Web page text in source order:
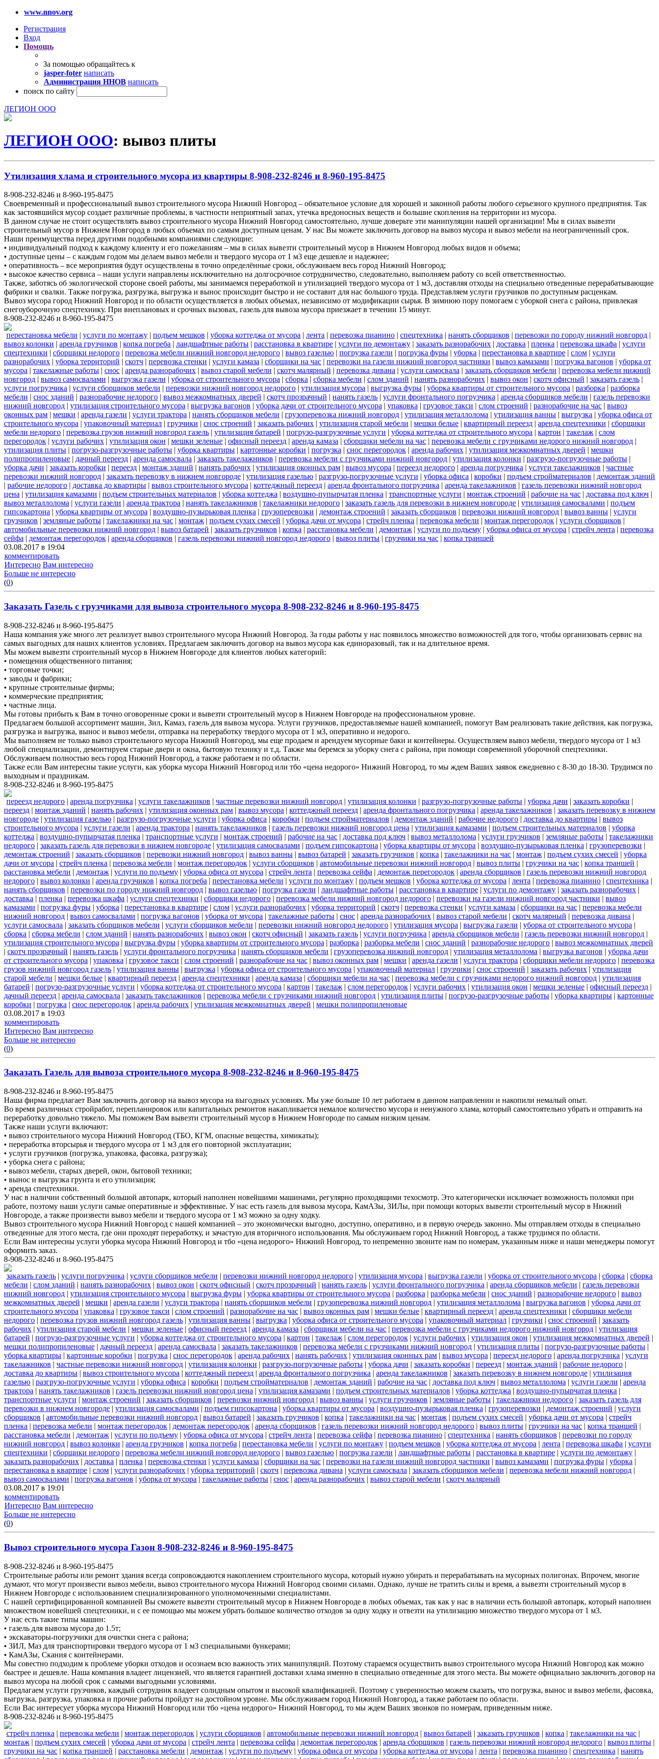
www.nnov.org
Регистрация
Вход
Помощь
За помощью обращайтесь к
jasper-foter написать
Администрация ННОВ написать
поиск по сайту
ЛЕГИОН ООО
ЛЕГИОН ООО: вывоз плиты
Утилизация хлама и строительного мусора из квартиры 8-908-232-8246 и 8-960-195-8475
8-908-232-8246 и 8-960-195-8475
Своевременный и профессиональный вывоз строительного мусора Нижний Новгород – обязательное условие для хорошей и законной работы любого серьезного крупного предприятия. Так
как застоявшийся мусор создает различные проблемы, в частности неприятный запах, утечка вредоносных веществ и большие скопления на территории из мусора.
В данном случае не стоит осуществлять вывоз строительного мусора Нижний Новгород самостоятельно, лучше доверьте эти манипуляции нашей организации! Мы в силах вывезти
строительный мусор в Нижнем Новгород в любых объемах по самым доступным ценам. У нас Вы можете заключить договор на вывоз мусора и вывоз мебели на неограниченный срок.
Наши преимущества перед другими подобными компаниями следующие:
• индивидуальный подход к каждому клиенту и его пожеланиям – мы в силах вывезти строительный мусор в Нижнем Новгород любых видов и объема;
• доступные цены – с каждым годом мы делаем вывоз мебели и твердого мусора от 1 м3 еще дешевле и надежнее;
• оперативность – все мероприятия будут осуществлены в точно определённые сроки, обслуживаем весь город Нижний Новгород;
• высокое качество сервиса – наши услуги направлены исключительно на долгосрочное сотрудничество, следовательно, выполняем работу со всей ответственностью.
Также, заботясь об экологической стороне своей работы, мы занимаемся переработкой и утилизацией твердого мусора от 1 м3, доставляя отходы на специально отведенные перерабатывающие
фабрики и свалки. Также погрузка, разгрузка, выгрузка и вынос происходит быстро и не составит для нас большого труда. Представляем услуги грузчиков по доступным расценкам.
Вывоз мусора город Нижний Новгород и по области осуществляется в любых объемах, независимо от модификации сырья. В зимнюю пору помогаем с уборкой снега с района, привлекая
снегоуборочную спецтехнику. При внеплановых и срочных вызовах, газель для вывоза мусора приезжает в течении 15 минут.
8-908-232-8246 и 8-960-195-8475
перестановка мебели | услуги по монтажу | подъем мешков | уборка коттеджа от мусора | лента | перевозка пианино | спецтехника | нанять сборщиков | перевозки по городу нижний новгород |
вывоз колонки | аренда грузчиков | копка погреба | ландшафтные работы | расстановка в квартире | услуги по демонтажу | заказать разнорабочих | доставка | пленка | перевозка шкафа | услуги
спецтехники | сборщики недорого | перевозка мебели нижний новгород недорого | вывоз газелью | погрузка газели | погрузка фуры | уборка | перестановка в квартире | слом | услуги
разнорабочих | уборка территорий | скотч | перевозка стенки | услуги камаза | сборщики на час | перевозки на газели нижний новгород частники | вывоз камазами | погрузка вагонов | уборка от
мусора | такелажные работы | снос | аренда разнорабочих | вывоз старой мебели | скотч малярный | перевозка дивана | услуги самосвала | заказать сборщиков мебели | перевозка мебели нижний
новгород | вывоз самосвалами | выгрузка газели | уборка от строительного мусора | сборка | сборка мебели | слом зданий | нанять разнорабочих | вывоз окон | скотч офисный | заказать газель |
услуги погрузчика | услуги сборщиков мебели | перевозки нижний новгород недорого | утилизация мусора | выгрузка фуры | уборка квартиры от строительного мусора | разборка | разборка
мебели | снос зданий | разнорабочие недорого | вывоз межкомнатных дверей | скотч прозрачный | нанять газель | услуги фронтального погрузчика | аренда сборщиков мебели | газель перевозки
нижний новгород | утилизация строительного мусора | выгрузка вагонов | уборка дачи от строительного мусора | упаковка | грузовое такси | слом строений | разнорабочие на час | вывоз
оконных рам | мешки | аренда газели | услуги трактора | нанять сборщиков мебели | грузоперевозка нижний новгород | утилизация металлолома | утилизация ванны | выгрузка | уборка офиса от
строительного мусора | упаковочный материал | грузчики | снос строений | заказать рабочих | утилизация старой мебели | мешки белые | квартирный переезд | аренда спецтехники | сборщики
мебели недорого | перевозка грузов нижний новгород газель | утилизация батарей | погрузо-разгрузочные услуги | уборка коттеджа от строительного мусора | картон | такелаж | слом
перегородок | услуги рабочих | утилизация окон | мешки зеленые | офисный переезд | аренда камаза | сборщики мебели на час | перевозка мебели с грузчиками недорого нижний новгород |
утилизация плиты | погрузо-разгрузочные работы | уборка квартиры | картонные коробки | погрузка | снос перегородок | аренда рабочих | утилизация межкомнатных дверей | мешки
полипропиленовые | дачный переезд | аренда самосвала | заказать такелажников | перевозка мебели с грузчиками нижний новгород | утилизация колонки | разгрузо-погрузочные работы |
уборка дачи | заказать коробки | переезд | монтаж зданий | нанять рабочих | утилизация оконных рам | вывоз мусора | переезд недорого | аренда погрузчика | услуги такелажников | частные
перевозки нижний новгород | заказать перевозку в нижнем новгороде | утилизация газелью | разгрузо-погрузочные услуги | уборка офиса | коробки | подъем стройматериалов | демонтаж зданий
| рабочие недорого | доставка до квартиры | вывоз строительного мусора | коттеджный переезд | аренда фронтального погрузчика | аренда такелажников | газель перевозки нижний новгород
цена | утилизация камазами | подъем строительных материалов | уборка коттеджа | воздушно-пупырчатая пленка | транспортные услуги | монтаж строений | рабочие на час | доставка под ключ |
вывоз металлолома | услуги газели | аренда трактора | нанять такелажников | такелажники недорого | заказать газель для перевозки в нижнем новгороде | утилизация самосвалами | подъем
гипсокартона | уборка квартиры от мусора | воздушно-пузырьковая пленка | грузоперевозки | демонтаж строений | заказать сборщиков | перевозки нижний новгород | вывоз ванны | услуги
грузчиков | земляные работы | такелажники на час | монтаж | подъем сухих смесей | уборка дачи от мусора | стрейч пленка | перевозка мебели | монтаж перегородок | услуги сборщиков |
автомобильные перевозки нижний новгород | вывоз батарей | заказать грузчиков | копка | расстановка мебели | демонтаж | услуги по подъему | уборка офиса от мусора | стрейч лента | перевозка
сейфа | демонтаж перегородок | аренда сборщиков | газель перевозки нижний новгород недорого | вывоз плиты | грузчики на час | копка траншей
03.08.2017 в 19:04
комментировать
Интересно Вам интересно
Больше не интересно
(0)
Заказать Газель с грузчиками для вывоза строительного мусора 8-908-232-8246 и 8-960-195-8475
8-908-232-8246 и 8-960-195-8475
Наша компания уже много лет реализует вывоз строительного мусора Нижний Новгород. За годы работы у нас появилось множество возможностей для того, чтобы организовать сервис на
самых выгодных для наших клиентов условиях. Предлагаем заключить договор на вывоз мусора как единоразовый, так и на длительное время.
Мы можем вывезти строительный мусор в Нижнем Новгороде для клиентов любых категорий:
• помещения общественного питания;
• торговые точки;
• заводы и фабрики;
• крупные строительные фирмы;
• коммерческие предприятия;
• частные лица.
Мы готовы прибыть к Вам в точно оговоренные сроки и вывезти строительный мусор в Нижнем Новгороде на профессиональном уровне.
Предлагаем большой ассортимент машин, Зил, Камаз, газель для вывоза мусора. Услуги грузчиков, предоставляемые нашей компанией, помогут Вам реализовать такие действия, как погрузка,
разгрузка и выгрузка, вынос и вывоз мебели, отправка на переработку твердого мусора от 1 м3, оперативно и недорого.
Мы выполняем не только вывоз строительного мусора Нижний Новгород, мы еще продаем и арендуем мусорные баки и контейнеры. Осуществляем вывоз мебели, твердого мусора от 1 м3
любой специализации, демонтируем старые двери и окна, бытовую технику и т.д. Также мы беремся за уборку снега с района, при помощи современной уборочной спецтехники.
Обслуживаем полностью весь город Нижний Новгород, а также работаем и по области.
Также если Вам интересны такие услуги, как уборка мусора Нижний Новгород или тбо «цена недорого» Нижний Новгород, то мы ждем Ваших заявок ежедневно с 8-30 до 18-30. Трудимся по
выходным и праздникам.
8-908-232-8246 и 8-960-195-8475
переезд недорого | аренда погрузчика | услуги такелажников | частные перевозки нижний новгород | утилизация колонки | разгрузо-погрузочные работы | уборка дачи | заказать коробки |
переезд | монтаж зданий | нанять рабочих | утилизация оконных рам | вывоз мусора | коттеджный переезд | аренда фронтального погрузчика | аренда такелажников | заказать перевозку в нижнем
новгороде | утилизация газелью | разгрузо-погрузочные услуги | уборка офиса | коробки | подъем стройматериалов | демонтаж зданий | рабочие недорого | доставка до квартиры | вывоз
строительного мусора | услуги газели | аренда трактора | нанять такелажников | газель перевозки нижний новгород цена | утилизация камазами | подъем строительных материалов | уборка
коттеджа | воздушно-пупырчатая пленка | транспортные услуги | монтаж строений | рабочие на час | доставка под ключ | вывоз металлолома | услуги грузчиков | земляные работы | такелажники
недорого | заказать газель для перевозки в нижнем новгороде | утилизация самосвалами | подъем гипсокартона | уборка квартиры от мусора | воздушно-пузырьковая пленка | грузоперевозки |
демонтаж строений | заказать сборщиков | перевозки нижний новгород | вывоз ванны | вывоз батарей | заказать грузчиков | копка | такелажники на час | монтаж | подъем сухих смесей | уборка
дачи от мусора | стрейч пленка | перевозка мебели | монтаж перегородок | услуги сборщиков | автомобильные перевозки нижний новгород | вывоз плиты | грузчики на час | копка траншей |
расстановка мебели | демонтаж | услуги по подъему | уборка офиса от мусора | стрейч лента | перевозка сейфа | демонтаж перегородок | аренда сборщиков | газель перевозки нижний новгород
недорого | вывоз колонки | аренда грузчиков | копка погреба | перестановка мебели | услуги по монтажу | подъем мешков | уборка коттеджа от мусора | лента | перевозка пианино | спецтехника |
нанять сборщиков | перевозки по городу нижний новгород | вывоз газелью | погрузка газели | ландшафтные работы | расстановка в квартире | услуги по демонтажу | заказать разнорабочих |
доставка | пленка | перевозка шкафа | услуги спецтехники | сборщики недорого | перевозка мебели нижний новгород недорого | перевозки на газели нижний новгород частники | вывоз
камазами | погрузка фуры | уборка | перестановка в квартире | слом | услуги разнорабочих | уборка территорий | скотч | перевозка стенки | услуги камаза | сборщики на час | перевозка мебели
нижний новгород | вывоз самосвалами | погрузка вагонов | уборка от мусора | такелажные работы | снос | аренда разнорабочих | вывоз старой мебели | скотч малярный | перевозка дивана |
услуги самосвала | заказать сборщиков мебели | услуги сборщиков мебели | перевозки нижний новгород недорого | утилизация мусора | выгрузка газели | уборка от строительного мусора |
сборка | сборка мебели | слом зданий | нанять разнорабочих | вывоз окон | скотч офисный | заказать газель | услуги погрузчика | аренда сборщиков мебели | газель перевозки нижний новгород |
утилизация строительного мусора | выгрузка фуры | уборка квартиры от строительного мусора | разборка | разборка мебели | снос зданий | разнорабочие недорого | вывоз межкомнатных дверей
| скотч прозрачный | нанять газель | услуги фронтального погрузчика | нанять сборщиков мебели | грузоперевозка нижний новгород | утилизация металлолома | выгрузка вагонов | уборка дачи
от строительного мусора | упаковка | грузовое такси | слом строений | разнорабочие на час | вывоз оконных рам | мешки | аренда газели | услуги трактора | сборщики мебели недорого | перевозка
грузов нижний новгород газель | утилизация ванны | выгрузка | уборка офиса от строительного мусора | упаковочный материал | грузчики | снос строений | заказать рабочих | утилизация
старой мебели | мешки белые | квартирный переезд | аренда спецтехники | аренда камаза | сборщики мебели на час | перевозка мебели с грузчиками недорого нижний новгород | утилизация
батарей | погрузо-разгрузочные услуги | уборка коттеджа от строительного мусора | картон | такелаж | слом перегородок | услуги рабочих | утилизация окон | мешки зеленые | офисный переезд |
дачный переезд | аренда самосвала | заказать такелажников | перевозка мебели с грузчиками нижний новгород | утилизация плиты | погрузо-разгрузочные работы | уборка квартиры | картонные
коробки | погрузка | снос перегородок | аренда рабочих | утилизация межкомнатных дверей | мешки полипропиленовые
03.08.2017 в 19:03
комментировать
Интересно Вам интересно
Больше не интересно
(0)
Заказать Газель для вывоза строительного мусора 8-908-232-8246 и 8-960-195-8475
8-908-232-8246 и 8-960-195-8475
Наша фирма предлагает Вам заключить договор на вывоз мусора на выгодных условиях. Мы уже больше 10 лет работаем в данном направлении и накопили немалый опыт.
Во время различных стройработ, перепланировок или капитальных ремонтов накапливается немалое количество мусора и ненужного хлама, который самостоятельно убрать и отправить на
переработку довольно тяжело. Мы поможем Вам вывезти строительный мусор в Нижнем Новгороде по самым низким ценам.
Также наши услуги включают:
• вывоз строительного мусора Нижний Новгород (ТБО, КГМ, опасные вещества, химикаты);
• переработка вторсырья и твердого мусора от 1 м3 для его повторной эксплуатации;
• услуги грузчиков (погрузка, упаковка, фасовка, разгрузка);
• уборка снега с района;
• вывоз мебели, старых дверей, окон, бытовой техники;
• вынос и выгрузка грунта и его утилизация;
• аренда спецтехники.
У нас в наличии собственный большой автопарк, который наполнен новейшими машинами, регулярно проходящими техосмотр. Это категорически исключает возможность поломки при
работе, поэтому наши услуги самые оперативные и эффективные. У нас есть газель для вывоза мусора, КамАЗы, ЗИЛы, при помощи которых вывезти строительный мусор в Нижний
Новгороде, а также произвести вывоз мебели и твердого мусора от 1 м3 можно за одну ходку.
Вывоз строительного мусора Нижний Новгород с нашей компанией – это экономически выгодно, доступно, оперативно, и в первую очередь законно. Мы отправляем отходы в специально
отведенные для этого места, где они проходят переработку, и зачастую для вторичного использования. Мы обслуживаем город Нижний Новгород, а также трудимся по области.
Если Вам интересны услуги уборка мусора Нижний Новгород и тбо «цена недорого» Нижний Новгород, то непременно звоните нам по номерам, указанным ниже и наши менеджеры помогут
оформить заказ.
8-908-232-8246 и 8-960-195-8475
заказать газель | услуги погрузчика | услуги сборщиков мебели | перевозки нижний новгород недорого | утилизация мусора | выгрузка газели | уборка от строительного мусора | сборка | сборка
мебели | слом зданий | нанять разнорабочих | вывоз окон | скотч офисный | скотч прозрачный | нанять газель | услуги фронтального погрузчика | аренда сборщиков мебели | газель перевозки
нижний новгород | утилизация строительного мусора | выгрузка фуры | уборка квартиры от строительного мусора | разборка | разборка мебели | снос зданий | разнорабочие недорого | вывоз
межкомнатных дверей | мешки | аренда газели | услуги трактора | нанять сборщиков мебели | грузоперевозка нижний новгород | утилизация металлолома | выгрузка вагонов | уборка дачи от
строительного мусора | упаковка | грузовое такси | слом строений | разнорабочие на час | вывоз оконных рам | мешки белые | квартирный переезд | аренда спецтехники | сборщики мебели
недорого | перевозка грузов нижний новгород газель | утилизация ванны | выгрузка | уборка офиса от строительного мусора | упаковочный материал | грузчики | снос строений | заказать
рабочих | утилизация старой мебели | мешки зеленые | офисный переезд | аренда камаза | сборщики мебели на час | перевозка мебели с грузчиками недорого нижний новгород | утилизация
батарей | погрузо-разгрузочные услуги | уборка коттеджа от строительного мусора | картон | такелаж | слом перегородок | услуги рабочих | утилизация окон | утилизация межкомнатных дверей |
мешки полипропиленовые | дачный переезд | аренда самосвала | заказать такелажников | перевозка мебели с грузчиками нижний новгород | утилизация плиты | погрузо-разгрузочные работы |
уборка квартиры | картонные коробки | погрузка | снос перегородок | аренда рабочих | нанять рабочих | утилизация оконных рам | вывоз мусора | переезд недорого | аренда погрузчика | услуги
такелажников | частные перевозки нижний новгород | утилизация колонки | разгрузо-погрузочные работы | уборка дачи | заказать коробки | переезд | монтаж зданий | рабочие недорого |
доставка до квартиры | вывоз строительного мусора | коттеджный переезд | аренда фронтального погрузчика | аренда такелажников | заказать перевозку в нижнем новгороде | утилизация
газелью | разгрузо-погрузочные услуги | уборка офиса | коробки | подъем стройматериалов | демонтаж зданий | рабочие на час | доставка под ключ | вывоз металлолома | услуги газели | аренда
трактора | нанять такелажников | газель перевозки нижний новгород цена | утилизация камазами | подъем строительных материалов | уборка коттеджа | воздушно-пупырчатая пленка |
транспортные услуги | монтаж строений | заказать сборщиков | перевозки нижний новгород | вывоз ванны | услуги грузчиков | земляные работы | такелажники недорого | заказать газель для
перевозки в нижнем новгороде | утилизация самосвалами | подъем гипсокартона | уборка квартиры от мусора | воздушно-пузырьковая пленка | грузоперевозки | демонтаж строений | услуги
сборщиков | автомобильные перевозки нижний новгород | вывоз батарей | заказать грузчиков | копка | такелажники на час | монтаж | подъем сухих смесей | уборка дачи от мусора | стрейч
пленка | перевозка мебели | монтаж перегородок | демонтаж перегородок | аренда сборщиков | газель перевозки нижний новгород недорого | вывоз плиты | грузчики на час | копка траншей |
расстановка мебели | демонтаж | услуги по подъему | уборка офиса от мусора | стрейч лента | перевозка сейфа | перевозка пианино | спецтехника | нанять сборщиков | перевозки по городу
нижний новгород | вывоз колонки | аренда грузчиков | копка погреба | перестановка мебели | услуги по монтажу | подъем мешков | уборка коттеджа от мусора | лента | перевозка шкафа | услуги
спецтехники | сборщики недорого | перевозка мебели нижний новгород недорого | вывоз газелью | погрузка газели | ландшафтные работы | расстановка в квартире | услуги по демонтажу |
заказать разнорабочих | доставка | пленка | перевозка стенки | услуги камаза | сборщики на час | перевозки на газели нижний новгород частники | вывоз камазами | погрузка фуры | уборка |
перестановка в квартире | слом | услуги разнорабочих | уборка территорий | скотч | перевозка дивана | услуги самосвала | заказать сборщиков мебели | перевозка мебели нижний новгород |
вывоз самосвалами | погрузка вагонов | уборка от мусора | такелажные работы | снос | аренда разнорабочих | вывоз старой мебели | скотч малярный
03.08.2017 в 19:01
комментировать
Интересно Вам интересно
Больше не интересно
(0)
Вывоз строительного мусора Газон 8-908-232-8246 и 8-960-195-8475
8-908-232-8246 и 8-960-195-8475
Строительные работы или ремонт здания всегда сопровождаются накоплением строительного мусора, который нужно убирать и перерабатывать на мусорных полигонах. Впрочем, многие
думают, что могут произвести вывоз мебели, вывоз строительного мусора Нижний Новгород своими силами. Однако, лучше не тратить силы и время, а вывезти строительный мусор в
Нижнем Новгороде с использованием специализированного уполномоченными специалистами.
С нашей сертифицированной компанией Вы сможете вывезти строительный мусор в Нижнем Новгороде в любых объемах, так как у нас в наличии есть большой автопарк, который наполнен
множеством новейшей спецтехники, и с ее помощью мы можем убрать большое количество отходов за одну ходку и отвезти на утилизацию множество твердого мусора от 1 м3.
У нас есть такие типы машин:
• газель для вывоза мусора до 1.5т;
• экскаваторы-погрузчики для очистки снега с района;
• ЗИЛ, Маз для транспортировки твердого мусора от 1 м3 специальными бункерами;
• КамАЗы, Скания с контейнерами.
Мы совестно подходим к проблеме уборки отходов и осознаем всю важность этих манипуляций. Поэтому стараемся осуществить вывоз строительного мусора Нижний Новгород как можно
быстрее и дешевле. Наша компания владеет лицензией, что является гарантией доставки хлама именно в специально отведенные для этого места. Вы можете официально заключить договор на
вывоз мусора на любой срок с самыми выгодными условиями.
Предлагаем услуги грузчиков, каждый сотрудник владеет солидным опытом и высокой квалификацией. Поэтому с уверенностью можем сказать, что погрузка, вынос и вывоз мебели, фасовка,
выгрузка, разгрузка, упаковка и прочие работы пройдут на достойном уровне. Мы обслуживаем город Нижний Новгород, а также работаем по области.
Если Вас интересует уборка мусора Нижний Новгород или тбо «цена недорого» Нижний Новгород, то мы ждем Ваших звонков по номерам, приведенным ниже.
8-908-232-8246 и 8-960-195-8475
стрейч пленка | перевозка мебели | монтаж перегородок | услуги сборщиков | автомобильные перевозки нижний новгород | вывоз батарей | заказать грузчиков | копка | такелажники на час |
монтаж | подъем сухих смесей | уборка дачи от мусора | стрейч лента | перевозка сейфа | демонтаж перегородок | аренда сборщиков | газель перевозки нижний новгород недорого | вывоз плиты |
грузчики на час | копка траншей | расстановка мебели | демонтаж | услуги по подъему | уборка офиса от мусора | уборка коттеджа от мусора | лента | перевозка пианино | спецтехника | нанять